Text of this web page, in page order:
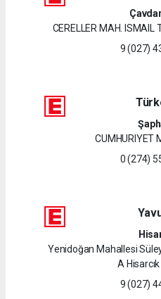
CERELLER MAH. ISMAIL
9 (027)
CUMHURIYET
0 (274)
Yenidoğan Mahallesi
A
9 (027)